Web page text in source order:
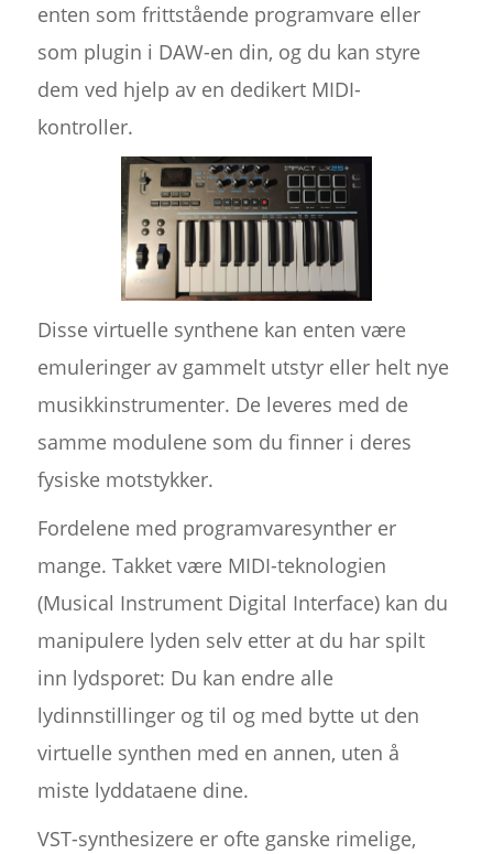
enten som frittstående programvare eller
som plugin i DAW-en din, og du kan styre
dem ved hjelp av en dedikert MIDI-
kontroller.
Disse virtuelle synthene kan enten være
emuleringer av gammelt utstyr eller helt nye
musikkinstrumenter. De leveres med de
samme modulene som du finner i deres
fysiske motstykker.
Fordelene med programvaresynther er
mange. Takket være MIDI-teknologien
(Musical Instrument Digital Interface) kan du
manipulere lyden selv etter at du har spilt
inn lydsporet: Du kan endre alle
lydinnstillinger og til og med bytte ut den
virtuelle synthen med en annen, uten å
miste lyddataene dine.
VST-synthesizere er ofte ganske rimelige,